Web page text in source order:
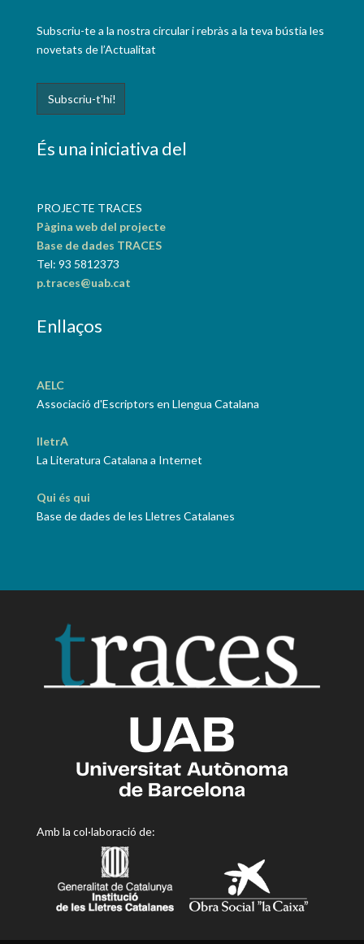
Subscriu-te a la nostra circular i rebràs a la teva bústia les
novetats de l’Actualitat
És una iniciativa del
PROJECTE TRACES
Pàgina web del projecte
Base de dades TRACES
Tel: 93 5812373
p.traces@uab.cat
Enllaços
AELC
Associació d'Escriptors en Llengua Catalana
lletrA
La Literatura Catalana a Internet
Qui és qui
Base de dades de les Lletres Catalanes
Amb la col·laboració de: